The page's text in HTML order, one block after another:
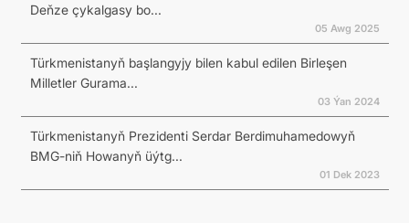
Deňze çykalgasy bo...
05 Awg 2025
Türkmenistanyň başlangyjy bilen kabul edilen Birleşen
Milletler Gurama...
03 Ýan 2024
Türkmenistanyň Prezidenti Serdar Berdimuhamedowyň
BMG-niň Howanyň üýtg...
01 Dek 2023